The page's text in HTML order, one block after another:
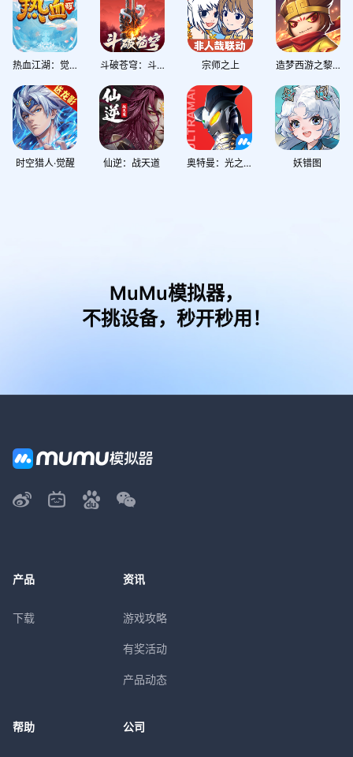
热血江湖：觉醒 斗破苍穹：斗帝之路 宗师之上 造梦西游之黎尤浩劫篇
时空猎人·觉醒 仙逆：战天道 奥特曼：光之战士 妖错图
MuMu模拟器，
不挑设备，秒开秒用！
产品
下载
资讯
游戏攻略
有奖活动
产品动态
帮助 公司